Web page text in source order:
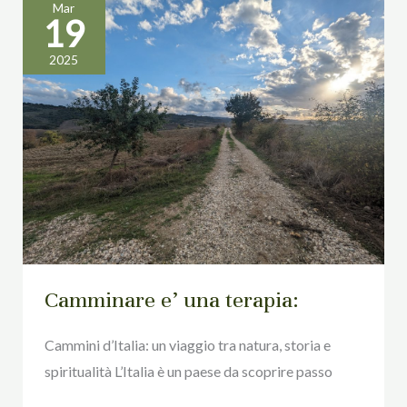
Mar
19
2025
Camminare e’ una terapia:
Cammini d’Italia: un viaggio tra natura, storia e
spiritualità L’Italia è un paese da scoprire passo
Camminare
e’
una
terapia: